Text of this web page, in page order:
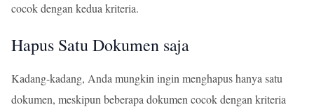
cocok dengan kedua kriteria.
Hapus Satu Dokumen saja
Kadang-kadang, Anda mungkin ingin menghapus hanya satu
dokumen, meskipun beberapa dokumen cocok dengan kriteria